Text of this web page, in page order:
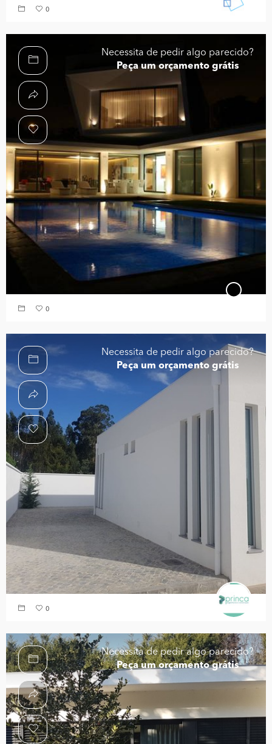
0
Necessita de pedir algo parecido?
Peça um orçamento grátis
0
Necessita de pedir algo parecido?
Peça um orçamento grátis
0
Necessita de pedir algo parecido?
Peça um orçamento grátis